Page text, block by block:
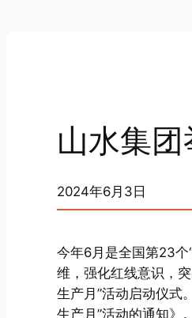
山水集团
2024年6月3日
今年6月是全国第23个
维，强化红线意识，
生产月”活动启动仪式
生产月”活动的通知》